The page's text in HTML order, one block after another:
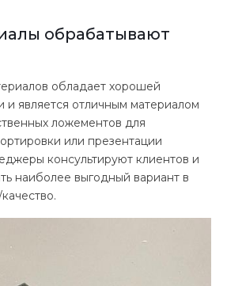
обрабатывают
обладает хорошей
и является отличным материалом
ложементов для
или презентации
консультируют клиентов и
наиболее выгодный вариант в